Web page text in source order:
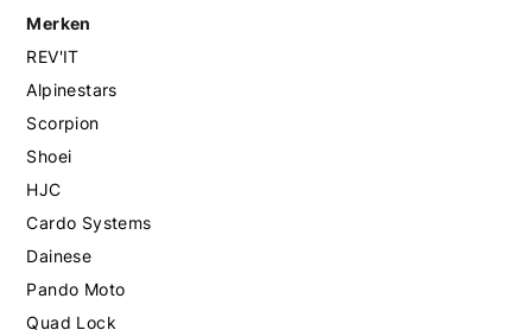
Merken
REV'IT
Alpinestars
Scorpion
Shoei
HJC
Cardo Systems
Dainese
Pando Moto
Quad Lock